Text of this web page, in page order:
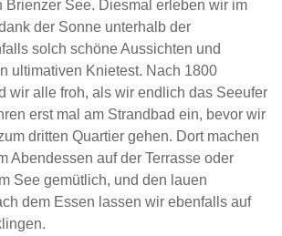
Brienzer See. Diesmal erleben wir im
der Sonne unterhalb der
solch schöne Aussichten und
ultimativen Knietest. Nach 1800
wir alle froh, als wir endlich das Seeufer
erst mal am Strandbad ein, bevor wir
dritten Quartier gehen. Dort machen
Abendessen auf der Terrasse oder
See gemütlich, und den lauen
dem Essen lassen wir ebenfalls auf